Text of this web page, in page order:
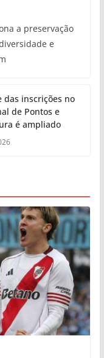
a preservação
e
das inscrições no
de Pontos e
é ampliado